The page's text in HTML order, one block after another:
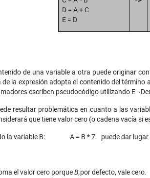
D = A + C
E = D
de una variable a otra puede originar
la expresión adopta el contenido del término
escriben pseudocódigo utilizando E
resultar problemática en cuanto a las
que tiene valor cero (o cadena vacía si
la variable B: A = B * 7 puede dar lugar
el valor cero porqueB,por defecto, vale cero.